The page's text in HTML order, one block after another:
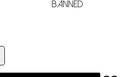
Banned